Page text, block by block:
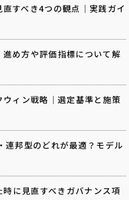
すべき4つの観点｜実践ガイ
進め方や評価指標について解
ィン戦略｜選定基準と施策
連邦型のどれが最適？モデル
に見直すべきガバナンス項